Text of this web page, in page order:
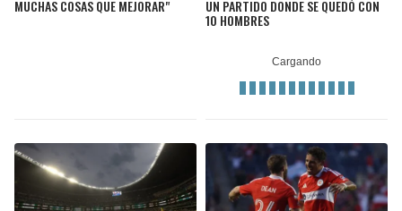
MUCHAS COSAS QUE MEJORAR" UN PARTIDO DONDE SE QUEDÓ CON
10 HOMBRES